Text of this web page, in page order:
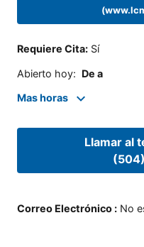
Requiere Cita: Sí
Abierto hoy: De a
Mas horas
Llamar al
Correo Electrónico : No